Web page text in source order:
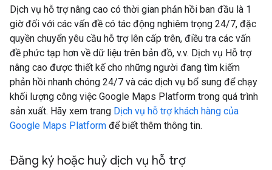
Dịch vụ hỗ trợ nâng cao có thời gian phản hồi ban đầu là 1
giờ đối với các vấn đề có tác động nghiêm trọng 24/7, đặc
quyền chuyển yêu cầu hỗ trợ lên cấp trên, điều tra các vấn
đề phức tạp hơn về dữ liệu trên bản đồ, v.v. Dịch vụ Hỗ trợ
nâng cao được thiết kế cho những người đang tìm kiếm
phản hồi nhanh chóng 24/7 và các dịch vụ bổ sung để chạy
khối lượng công việc Google Maps Platform trong quá trình
sản xuất. Hãy xem trang Dịch vụ hỗ trợ khách hàng của
Google Maps Platform để biết thêm thông tin.
Đăng ký hoặc huỷ dịch vụ hỗ trợ